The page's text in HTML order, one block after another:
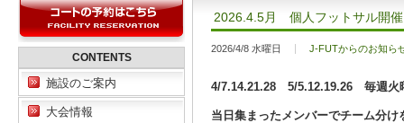
2026.4.5月 個人フットサル開
2026/4/8 水曜日 J-FUTからのお知ら
4/7.14.21.28 5/5.12.19.26 毎週火
当日集まったメンバーでチーム分
CONTENTS
施設のご案内
大会情報